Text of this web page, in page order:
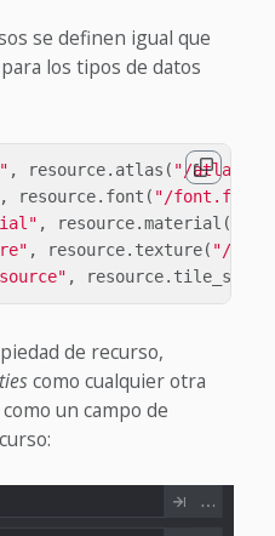
se definen igual que
los tipos de datos
, resource. atlas ( "/
, resource. font ( "/font.font"
, resource.material (
, resource. texture( "/
, resource.
de recurso,
como cualquier otra
un campo de